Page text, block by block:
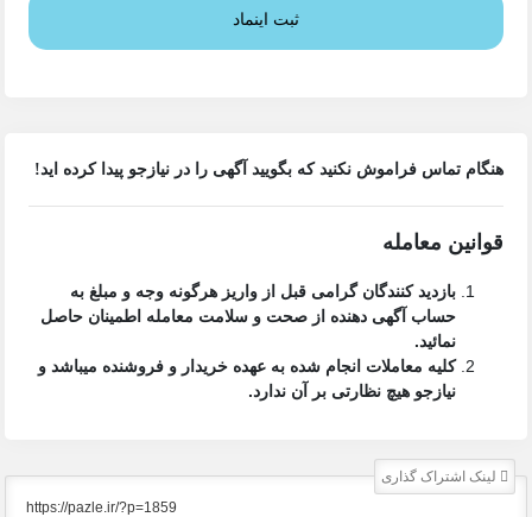
ثبت اینماد
هنگام تماس فراموش نکنید که بگویید آگهی را درنیازجوپیدا کرده اید!
قوانین معامله
بازدید کنندگان گرامی قبل از واریز هرگونه وجه و مبلغ به
حساب آگهی دهنده از صحت و سلامت معامله اطمینان حاصل
نمائید.
کلیه معاملات انجام شده به عهده خریدار و فروشنده میباشد و
نیازجو هیچ نظارتی بر آن ندارد.
لینک اشتراک گذاری